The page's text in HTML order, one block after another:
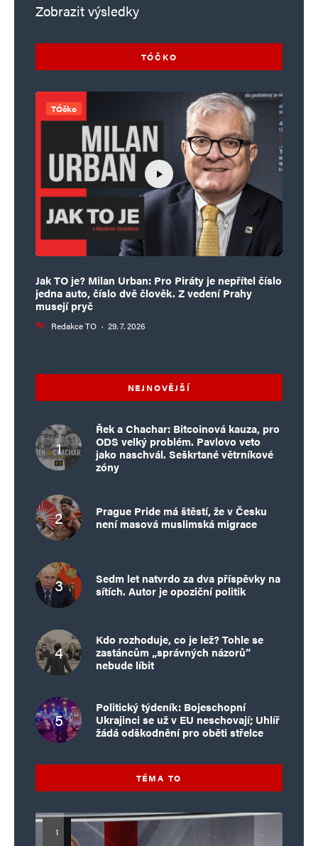
Zobrazit výsledky
TÓČKO
TÓčko
Jak TO je? Milan Urban: Pro Piráty je nepřítel číslo
jedna auto, číslo dvě člověk. Z vedení Prahy
musejí pryč
Redakce TO · 29. 7. 2026
NEJNOVĚJŠÍ
Řek a Chachar: Bitcoinová kauza, pro
ODS velký problém. Pavlovo veto
jako naschvál. Seškrtané větrníkové
zóny
Prague Pride má štěstí, že v Česku
není masová muslimská migrace
Sedm let natvrdo za dva příspěvky na
sítích. Autor je opoziční politik
Kdo rozhoduje, co je lež? Tohle se
zastáncům „správných názorů“
nebude líbit
Politický týdeník: Bojeschopní
Ukrajinci se už v EU neschovají; Uhlíř
žádá odškodnění pro oběti střelce
TÉMA TO